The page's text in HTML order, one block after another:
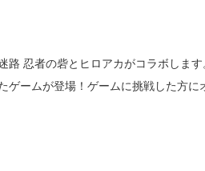
路 忍者の砦とヒロアカがコラボしま
ゲームが登場！ゲームに挑戦した方